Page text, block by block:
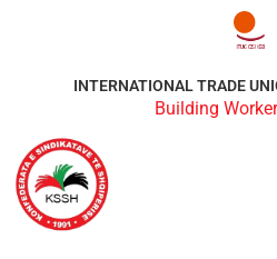
INTERNATIONAL TRADE
Building